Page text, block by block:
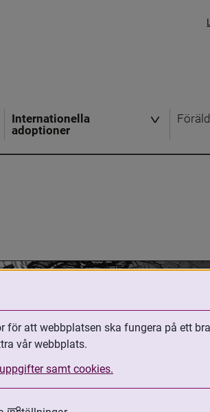
Internationella
adoptioner
för att webbplatsen ska fungera på ett
vår webbplats.
samt cookies.